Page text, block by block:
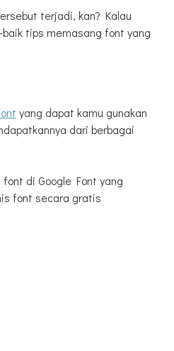
terjadi, kan? Kalau
tips memasang font yang
yang dapat kamu gunakan
dari berbagai
di Google Font yang
font secara gratis